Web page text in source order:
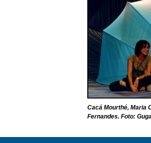
Cacá Mourthé, Maria
Fernandes. Foto: